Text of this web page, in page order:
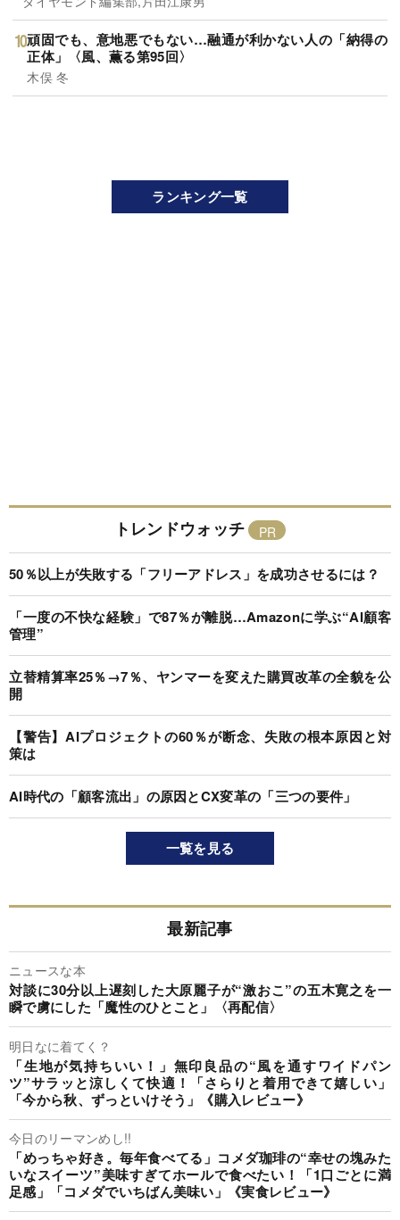
頑固でも、意地悪でもない…融通が利かない人の「納得の
正体」〈風、薫る第95回〉
木俣 冬
ランキング一覧
トレンドウォッチ
50％以上が失敗する「フリーアドレス」を成功させるには？
「一度の不快な経験」で87％が離脱…Amazonに学ぶ“AI顧客
管理”
立替精算率25％→7％、ヤンマーを変えた購買改革の全貌を公
開
【警告】AIプロジェクトの60％が断念、失敗の根本原因と対
策は
AI時代の「顧客流出」の原因とCX変革の「三つの要件」
一覧を見る
最新記事
ニュースな本
対談に30分以上遅刻した大原麗子が“激おこ”の五木寛之を一
瞬で虜にした「魔性のひとこと」〈再配信〉
明日なに着てく？
「生地が気持ちいい！」無印良品の“風を通すワイドパン
ツ”サラッと涼しくて快適！「さらりと着用できて嬉しい」
「今から秋、ずっといけそう」《購入レビュー》
今日のリーマンめし!!
「めっちゃ好き。毎年食べてる」コメダ珈琲の“幸せの塊みた
いなスイーツ”美味すぎてホールで食べたい！「1口ごとに満
足感」「コメダでいちばん美味い」《実食レビュー》